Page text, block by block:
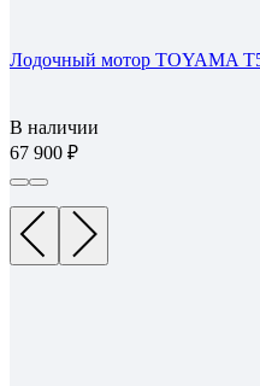
Лодочный мотор TOYAMA
В наличии
67 900